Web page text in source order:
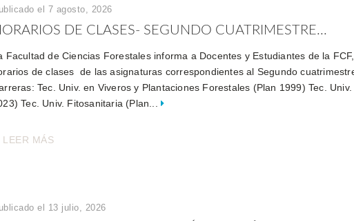
el 7 agosto, 2026
DE CLASES- SEGUNDO CUATRIMESTRE...
Facultad de Ciencias Forestales informa a Docentes y Estudiantes de la
de clases de las asignaturas correspondientes al Segundo
Tec. Univ. en Viveros y Plantaciones Forestales (Plan 1999) Tec.
Tec. Univ. Fitosanitaria (Plan...
LEER MÁS
el 13 julio, 2026